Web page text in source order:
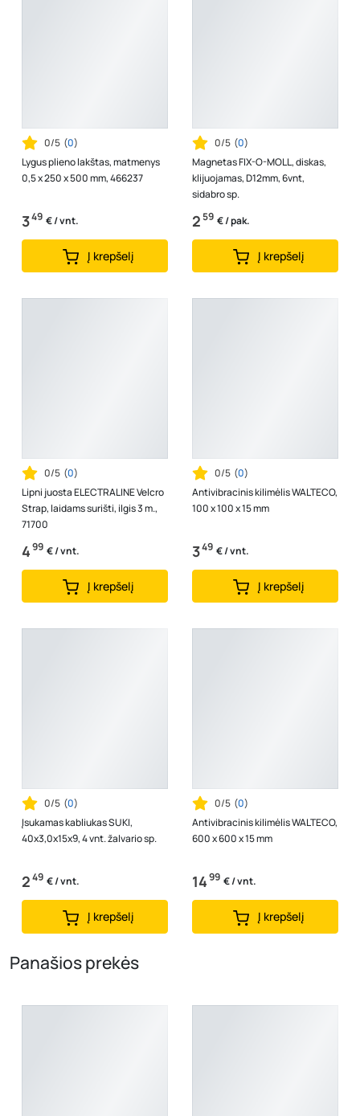
0/5 (0)
Lygus plieno lakštas, matmenys
0,5 x 250 x 500 mm, 466237
349 € / vnt.
Į krepšelį
0/5 (0)
Magnetas FIX-O-MOLL, diskas,
klijuojamas, D12mm, 6vnt,
sidabro sp.
259 € / pak.
Į krepšelį
0/5 (0)
Lipni juosta ELECTRALINE Velcro
Strap, laidams surišti, ilgis 3 m.,
71700
499 € / vnt.
Į krepšelį
0/5 (0)
Antivibracinis kilimėlis WALTECO,
100 x 100 x 15 mm
349 € / vnt.
Į krepšelį
0/5 (0)
Įsukamas kabliukas SUKI,
40x3,0x15x9, 4 vnt. žalvario sp.
249 € / vnt.
Į krepšelį
0/5 (0)
Antivibracinis kilimėlis WALTECO,
600 x 600 x 15 mm
1499 € / vnt.
Į krepšelį
Panašios prekės